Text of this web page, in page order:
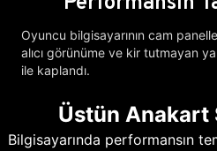
Oyuncu bilgisayarının cam
alıcı görünüme ve kir tutmayan
ile kaplandı.
Üstün Anakart
Bilgisayarında performansın